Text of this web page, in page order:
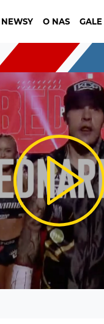
NEWSY O NAS